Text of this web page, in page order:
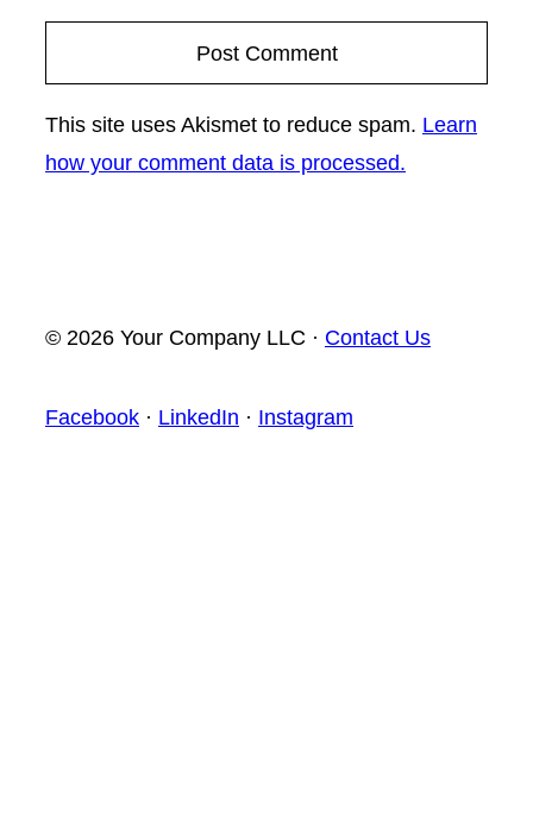
This site uses Akismet to reduce spam. Learn
how your comment data is processed.
© 2026 Your Company LLC · Contact Us
Facebook · LinkedIn · Instagram